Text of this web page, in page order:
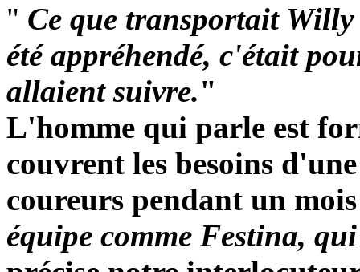
" Ce que transportait
été appréhendé, c'était
allaient suivre."
L'homme qui parle est
couvrent les besoins
coureurs pendant un
équipe comme Festina,